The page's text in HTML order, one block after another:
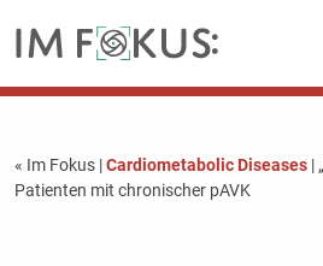
« Im Fokus |Cardiometabolic Diseases|
Patienten mit chronischer pAVK